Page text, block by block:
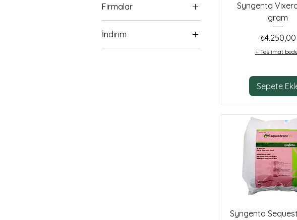
Firmalar
İndirim
Syngenta
gram
Fiyat
₺4.250,00
+ Teslimat
Sepete
Syngenta